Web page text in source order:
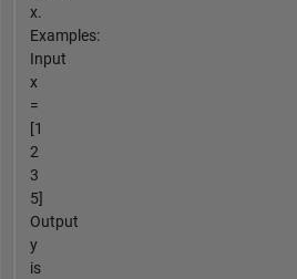
x.
Examples:
Input
x
=
[1
2
3
5]
Output
y
is